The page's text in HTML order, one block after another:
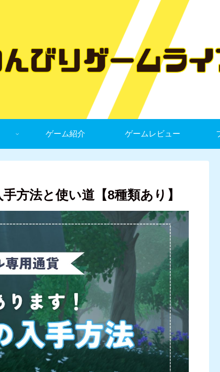
ゲーム紹介 ゲームレビュー
方法と使い道【8種類あり】